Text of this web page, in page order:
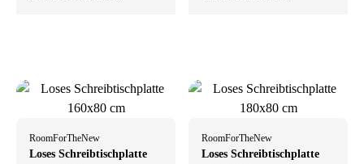
RoomForTheNew
Loses Schreibtischplatte
RoomForTheNew
Loses Schreibtischplatte